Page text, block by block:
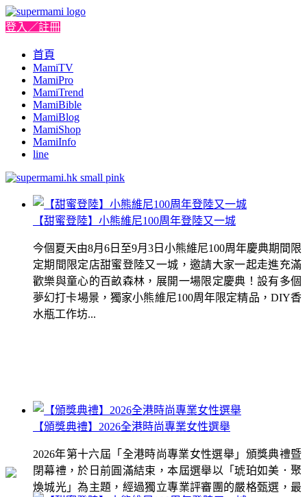
登入／註冊
首頁
MamiTV
MamiPro
MamiTrend
MamiBible
MamiBlog
MamiShop
MamiInfo
line
【甜蜜登陸】小熊維尼100周年登陸又一城
今個夏天由8月6日至9月3日小熊維尼100周年慶典期間限
定期間限定店甜蜜登陸又一城，邀請大家一起走進充滿
歡樂與童心的百畝森林，展開一場限定慶典！設有多個
夢幻打卡場景，獨家小熊維尼100周年限定精品，DIY香
水瓶工作坊...
【頒獎典禮】2026全港時尚專業女性選舉
2026年第十六屆「全港時尚專業女性選舉」頒獎典禮暨
閉幕禮，於日前圓滿結束，本屆選舉以「琥珀如美．聚
煥城光」為主題，經過獨立專業評審團的嚴格甄選，最